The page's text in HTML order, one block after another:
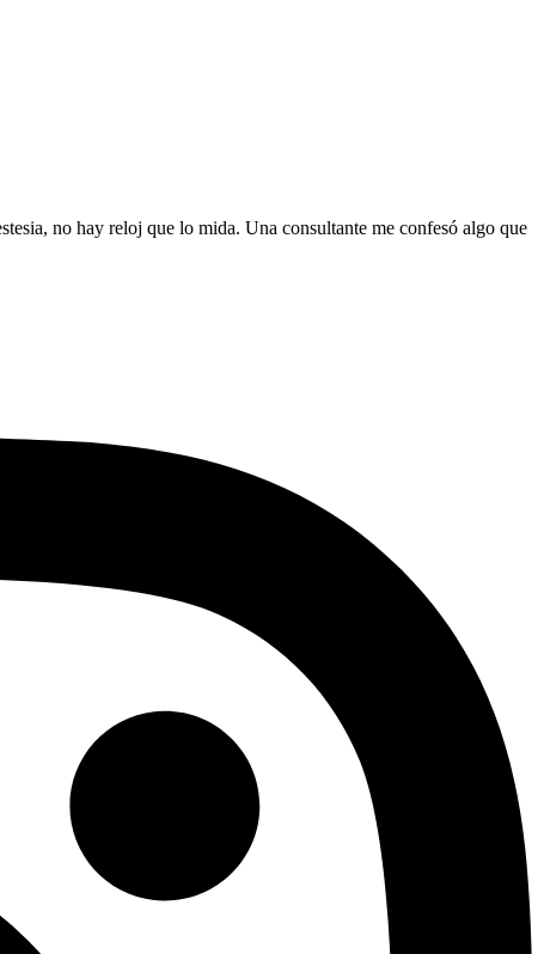
no hay reloj que lo mida. Una consultante me confesó algo que